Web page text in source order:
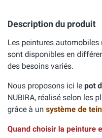
Description du produit
Les peintures
sont disponibles en
des besoins variés.
Nous proposons ici le pot
NUBIRA, réalisé selon les
grâce à un système de
Quand choisir la peinture